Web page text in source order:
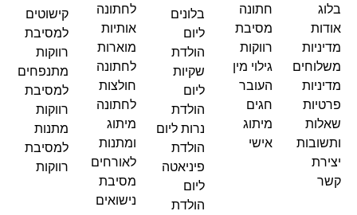
בלוג
אודות
מדיניות
משלוחים
מדיניות
פרטיות
שאלות
ותשובות
יצירת
קשר
חתונה
מסיבת
רווקות
גילוי מין
העובר
חגים
מיתוג
אישי
בלונים
ליום
הולדת
שקיות
ליום
הולדת
נרות ליום
הולדת
פיניאטה
ליום
הולדת
לחתונה
אותיות
מוארות
לחתונה
חולצות
לחתונה
מיתוג
ומתנות
לאורחים
מסיבת
נישואים
קישוטים
למסיבת
רווקות
מתנפחים
למסיבת
רווקות
מתנות
למסיבת
רווקות